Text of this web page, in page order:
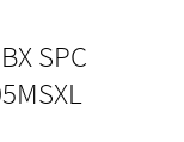
SPC